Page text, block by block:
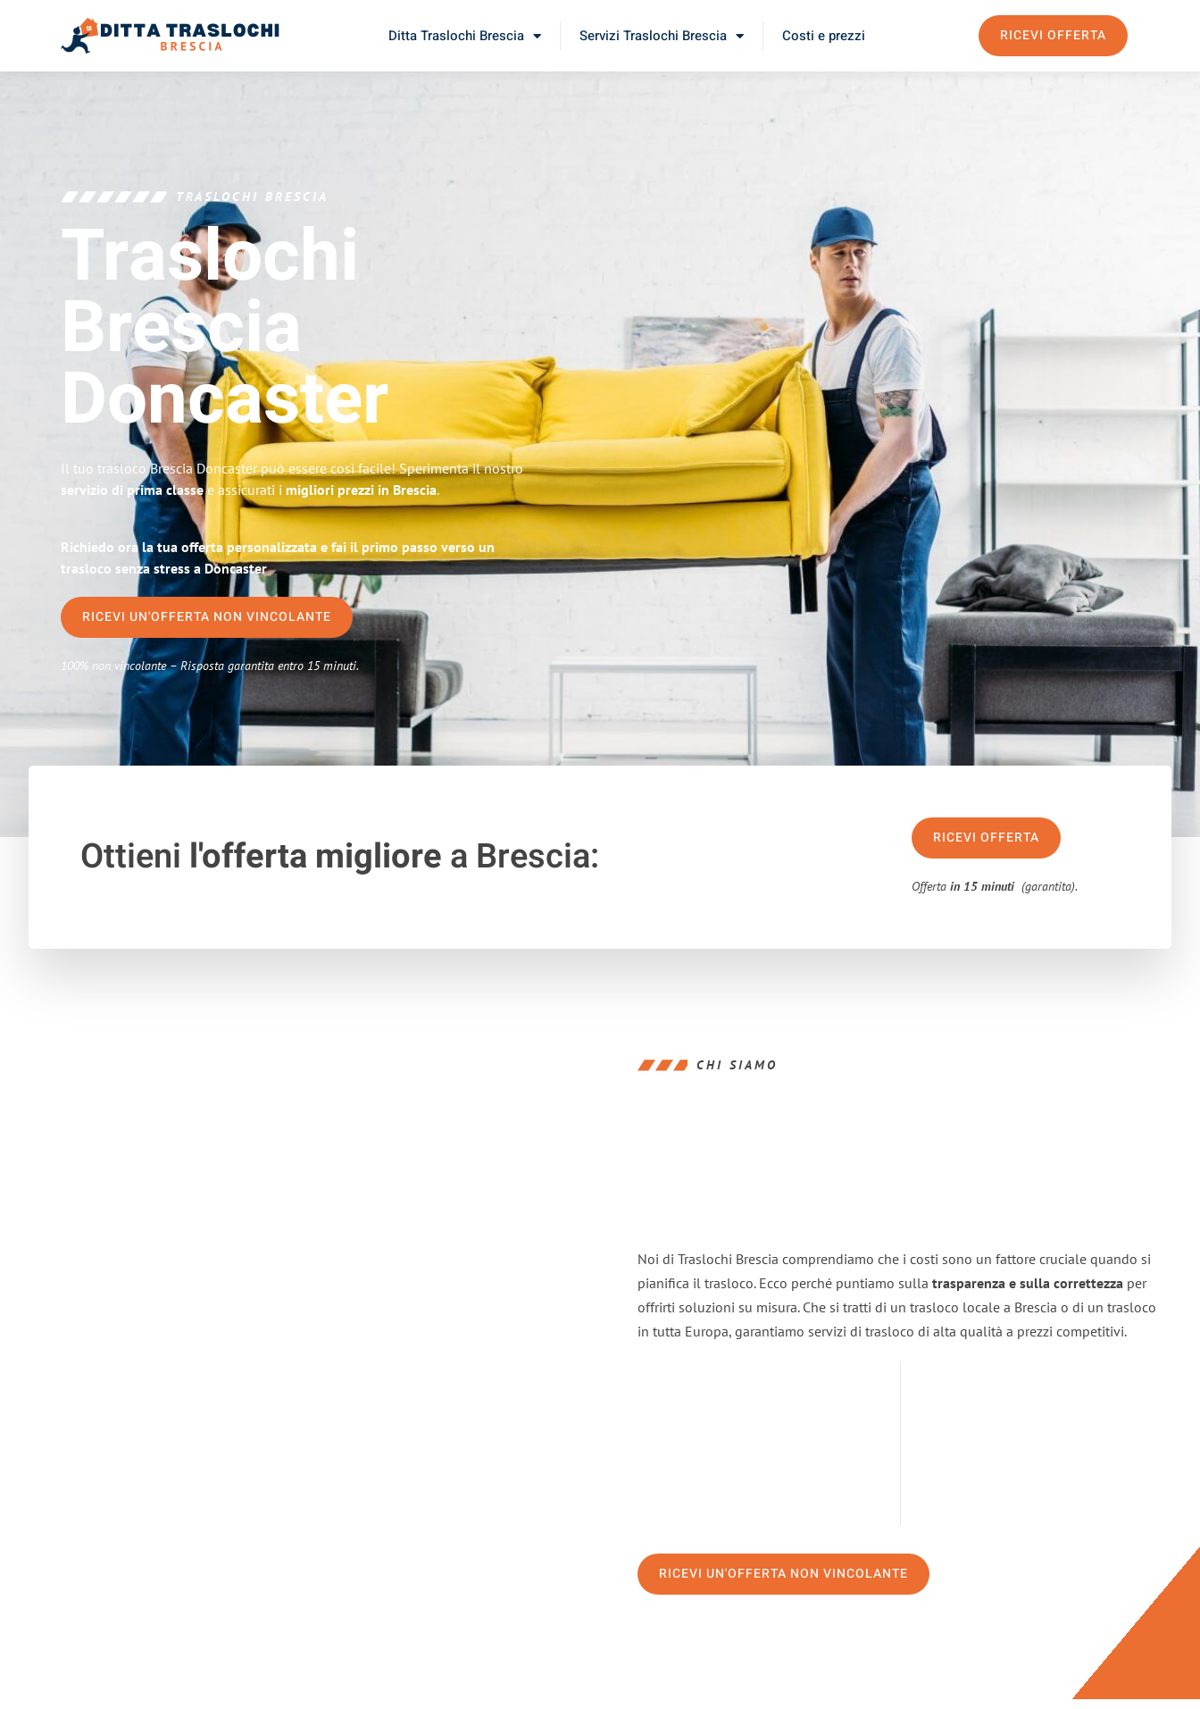
Ditta Traslochi Brescia Servizi Traslochi Brescia Costi e prezzi RICEVI OFFERTA
TRASLOCHI BRESCIA
Traslochi
Brescia
Doncaster
Il tuo trasloco Brescia Doncaster può essere così facile! Sperimenta il nostro
servizio di prima classee assicurati i migliori prezzi in Brescia.
Richiedo ora la tua offerta personalizzata e fai il primo passo verso un
trasloco senza stress a Doncaster
RICEVI UN'OFFERTA NON VINCOLANTE
100% non vincolante – Risposta garantita entro 15 minuti.
Ottieni l'offerta migliorea Brescia: RICEVI OFFERTA
Offertain 15 minuti (garantita).
CHI SIAMO
Noi di Traslochi Brescia comprendiamo che i costi sono un fattore cruciale quando si
pianifica il trasloco. Ecco perché puntiamo sulla trasparenza e sulla correttezza per
offrirti soluzioni su misura. Che si tratti di un trasloco locale a Brescia o di un trasloco
in tutta Europa, garantiamo servizi di trasloco di alta qualità a prezzi competitivi.
RICEVI UN'OFFERTA NON VINCOLANTE